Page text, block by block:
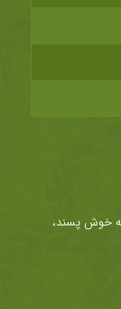
خوش پسند،